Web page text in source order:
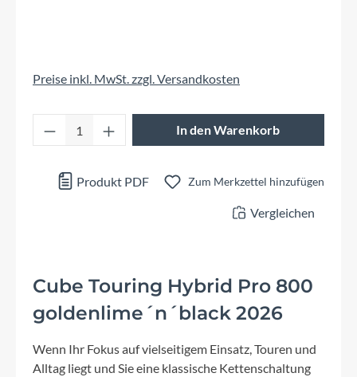
Preise inkl. MwSt. zzgl. Versandkosten
Produkt Anzahl: Gib den gewünschten
In den Warenkorb
Produkt PDF Zum Merkzettel hinzufügen
Vergleichen
Cube Touring Hybrid Pro 800
goldenlime´n´black 2026
Wenn Ihr Fokus auf vielseitigem Einsatz, Touren und
Alltag liegt und Sie eine klassische Kettenschaltung